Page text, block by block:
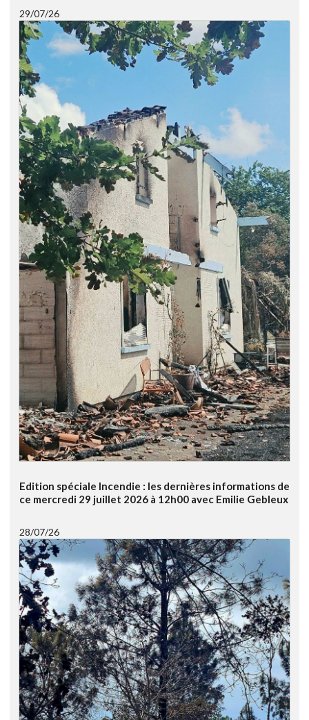
29/07/26
Edition spéciale Incendie : les dernières informations de
ce mercredi 29 juillet 2026 à 12h00 avec Emilie Gebleux
28/07/26